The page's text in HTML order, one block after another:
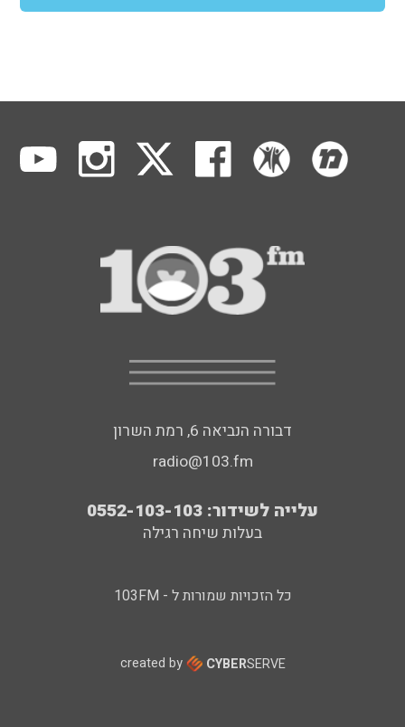
דבורה הנביאה 6, רמת השרון
radio@103.fm
עלייה לשידור: 0552-103-103
בעלות שיחה רגילה
כל הזכויות שמורות ל - 103FM
created by CYBERSERVE